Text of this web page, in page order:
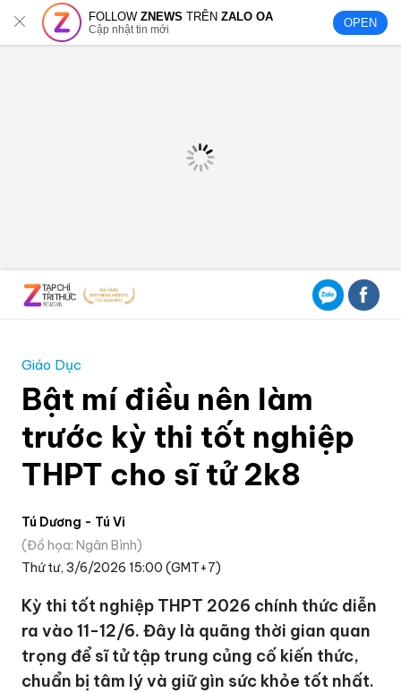
FOLLOWZNEWS TRÊNZALO OA
Cập nhật tin mới OPEN
Giáo Dục
Bật mí điều nên làm
trước kỳ thi tốt nghiệp
THPT cho sĩ tử 2k8
Tú Dương - Tú Vi
Đồ họa: Ngân Bình
Thứ tư, 3/6/2026 15:00 (GMT+7)
Kỳ thi tốt nghiệp THPT 2026 chính thức diễn
ra vào 11-12/6. Đây là quãng thời gian quan
trọng để sĩ tử tập trung củng cố kiến thức,
chuẩn bị tâm lý và giữ gìn sức khỏe tốt nhất.